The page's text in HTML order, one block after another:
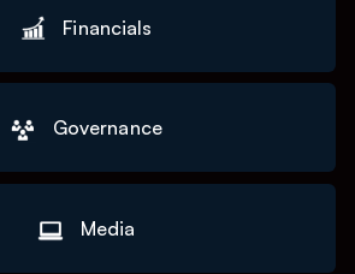
Financials
Governance
Media